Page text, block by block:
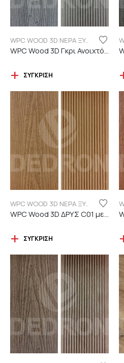
WPC WOOD 3D ΝΕΡΑ ΞΥΛΟΥ
ΣΎΓΚΡΙΣΗ
WPC WOOD 3D ΝΕΡΑ ΞΥΛΟΥ
ΣΎΓΚΡΙΣΗ